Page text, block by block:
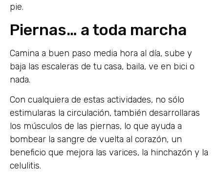
pie.
Piernas… a toda marcha
Camina a buen paso media hora al día, sube y
baja las escaleras de tu casa, baila, ve en bici o
nada.
Con cualquiera de estas actividades, no sólo
estimularas la circulación, también desarrollaras
los músculos de las piernas, lo que ayuda a
bombear la sangre de vuelta al corazón, un
beneficio que mejora las varices, la hinchazón y la
celulitis.